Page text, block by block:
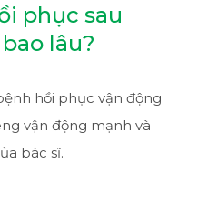
phục sau
lâu?
hồi phục vận động
vận động mạnh và
bác sĩ.